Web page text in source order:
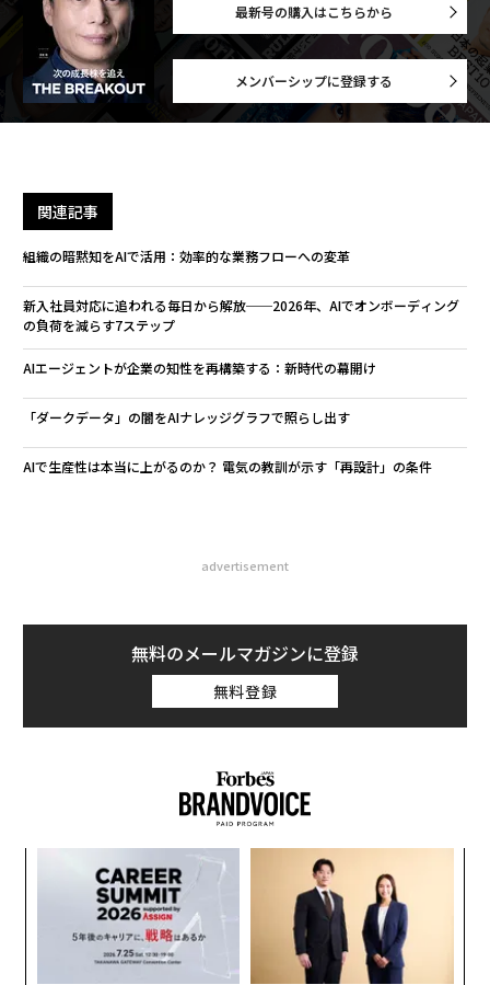
最新号の購入はこちらから
メンバーシップに登録する
関連記事
組織の暗黙知をAIで活用：効率的な業務フローへの変革
新入社員対応に追われる毎日から解放──2026年、AIでオンボーディング
の負荷を減らす7ステップ
AIエージェントが企業の知性を再構築する：新時代の幕開け
「ダークデータ」の闇をAIナレッジグラフで照らし出す
AIで生産性は本当に上がるのか？ 電気の教訓が示す「再設計」の条件
advertisement
無料のメールマガジンに登録
無料登録